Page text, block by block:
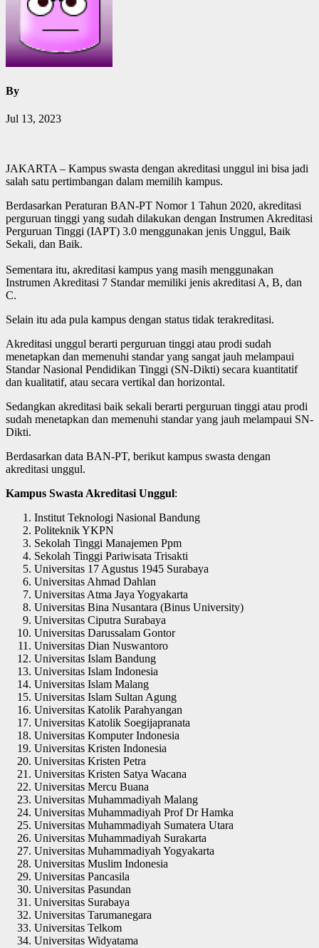
By
Jul 13, 2023
JAKARTA – Kampus swasta dengan akreditasi unggul ini bisa jadi
salah satu pertimbangan dalam memilih kampus.
Berdasarkan Peraturan BAN-PT Nomor 1 Tahun 2020, akreditasi
perguruan tinggi yang sudah dilakukan dengan Instrumen Akreditasi
Perguruan Tinggi (IAPT) 3.0 menggunakan jenis Unggul, Baik
Sekali, dan Baik.
Sementara itu, akreditasi kampus yang masih menggunakan
Instrumen Akreditasi 7 Standar memiliki jenis akreditasi A, B, dan
C.
Selain itu ada pula kampus dengan status tidak terakreditasi.
Akreditasi unggul berarti perguruan tinggi atau prodi sudah
menetapkan dan memenuhi standar yang sangat jauh melampaui
Standar Nasional Pendidikan Tinggi (SN-Dikti) secara kuantitatif
dan kualitatif, atau secara vertikal dan horizontal.
Sedangkan akreditasi baik sekali berarti perguruan tinggi atau prodi
sudah menetapkan dan memenuhi standar yang jauh melampaui SN-
Dikti.
Berdasarkan data BAN-PT, berikut kampus swasta dengan
akreditasi unggul.
Kampus Swasta Akreditasi Unggul:
Institut Teknologi Nasional Bandung
Politeknik YKPN
Sekolah Tinggi Manajemen Ppm
Sekolah Tinggi Pariwisata Trisakti
Universitas 17 Agustus 1945 Surabaya
Universitas Ahmad Dahlan
Universitas Atma Jaya Yogyakarta
Universitas Bina Nusantara (Binus University)
Universitas Ciputra Surabaya
Universitas Darussalam Gontor
Universitas Dian Nuswantoro
Universitas Islam Bandung
Universitas Islam Indonesia
Universitas Islam Malang
Universitas Islam Sultan Agung
Universitas Katolik Parahyangan
Universitas Katolik Soegijapranata
Universitas Komputer Indonesia
Universitas Kristen Indonesia
Universitas Kristen Petra
Universitas Kristen Satya Wacana
Universitas Mercu Buana
Universitas Muhammadiyah Malang
Universitas Muhammadiyah Prof Dr Hamka
Universitas Muhammadiyah Sumatera Utara
Universitas Muhammadiyah Surakarta
Universitas Muhammadiyah Yogyakarta
Universitas Muslim Indonesia
Universitas Pancasila
Universitas Pasundan
Universitas Surabaya
Universitas Tarumanegara
Universitas Telkom
Universitas Widyatama